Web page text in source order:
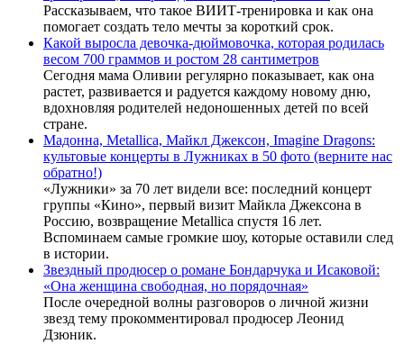
Рассказываем, что такое ВИИТ-тренировка и как она
помогает создать тело мечты за короткий срок.
Какой выросла девочка-дюймовочка, которая родилась
весом 700 граммов и ростом 28 сантиметров
Сегодня мама Оливии регулярно показывает, как она
растет, развивается и радуется каждому новому дню,
вдохновляя родителей недоношенных детей по всей
стране.
Мадонна, Metallica, Майкл Джексон, Imagine Dragons:
культовые концерты в Лужниках в 50 фото (верните нас
обратно!)
«Лужники» за 70 лет видели все: последний концерт
группы «Кино», первый визит Майкла Джексона в
Россию, возвращение Metallica спустя 16 лет.
Вспоминаем самые громкие шоу, которые оставили след
в истории.
Звездный продюсер о романе Бондарчука и Исаковой:
«Она женщина свободная, но порядочная»
После очередной волны разговоров о личной жизни
звезд тему прокомментировал продюсер Леонид
Дзюник.